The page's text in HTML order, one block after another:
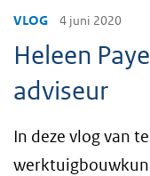
Heleen
adviseur
VLOG 4 juni 2020
In deze vlog van